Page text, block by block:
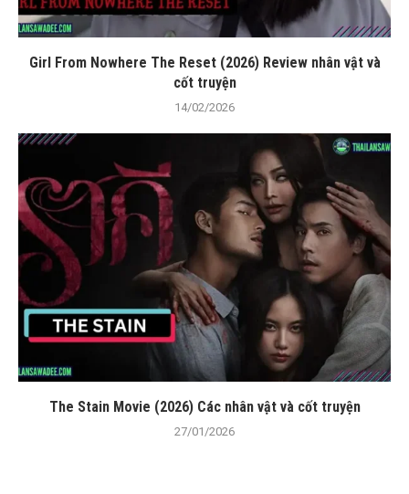
Girl From Nowhere The Reset (2026) Review nhân vật và
cốt truyện
14/02/2026
The Stain Movie (2026) Các nhân vật và cốt truyện
27/01/2026